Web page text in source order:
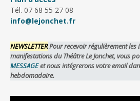
Tél. 07 68 55 27 08
info@lejonchet.fr
NEWSLETTERPour recevoir régulièrement
manifestations du Théâtre Le Jonchet, vous
MESSAGEet nous intégrerons votre email
hebdomadaire.